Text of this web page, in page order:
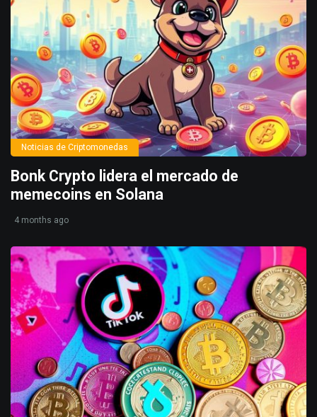
Noticias de Criptomonedas
Bonk Crypto lidera el mercado de
memecoins en Solana
4 months ago